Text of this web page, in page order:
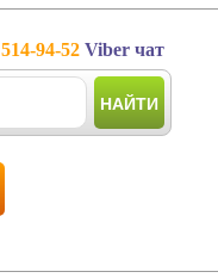
514-94-52 Viber чат
НАЙТИ